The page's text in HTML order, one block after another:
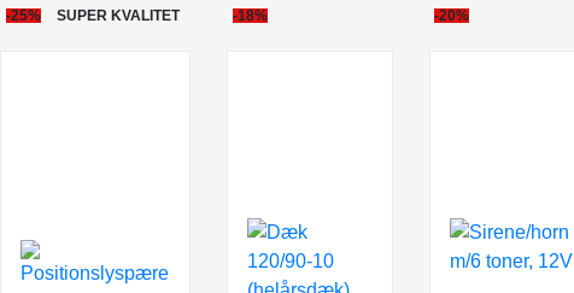
-25% SUPER KVALITET -18% -20%